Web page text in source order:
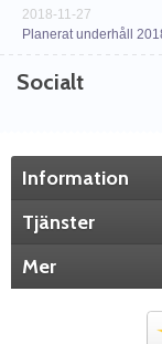
2018-11-27
Planerat underhåll
Socialt
Information
Tjänster
Mer